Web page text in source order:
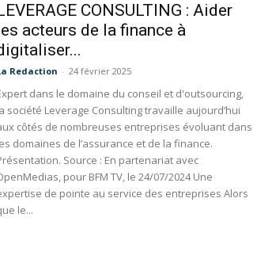
CONSULTING : Aider
acteurs de la finance à
Redaction - 24 février 2025
dans le domaine du conseil et d'outsourcing,
société Leverage Consulting travaille aujourd’hui
côtés de nombreuses entreprises évoluant dans
domaines de l’assurance et de la finance.
Source : En partenariat avec
pour BFM TV, le 24/07/2024 Une
de pointe au service des entreprises Alors
le...